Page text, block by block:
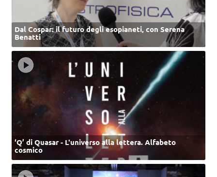
Dal Cospar: il futuro degli esopianeti, con Serena
Benatti
‘Q’ di Quasar - L'universo alla lettera. Alfabeto
cosmico